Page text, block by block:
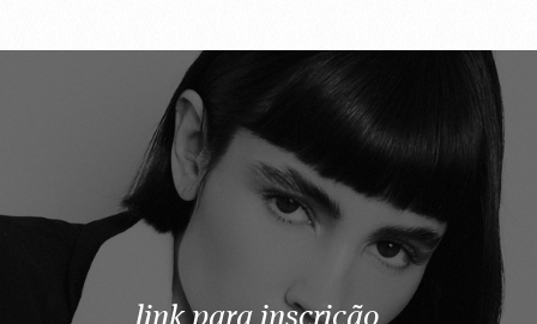
link para inscrição